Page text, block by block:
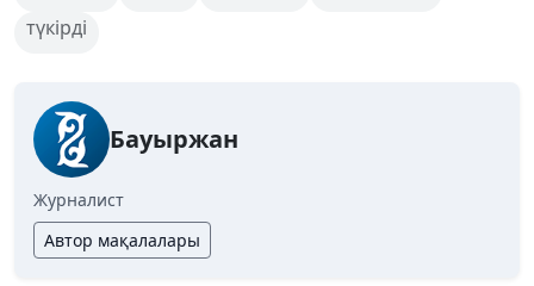
түкірді
Бауыржан
Журналист
Автор мақалалары